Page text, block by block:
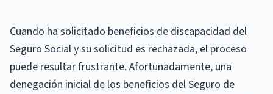
Cuando ha solicitado beneficios de discapacidad del
Seguro Social y su solicitud es rechazada, el proceso
puede resultar frustrante. Afortunadamente, una
denegación inicial de los beneficios del Seguro de